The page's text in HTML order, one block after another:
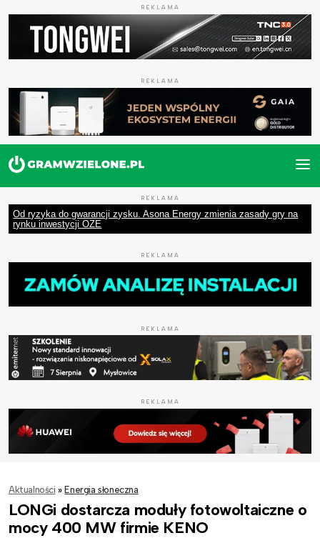
REKLAMA
REKLAMA
REKLAMA
Od ryzyka do gwarancji zysku. Asona Energy zmienia zasady gry na
rynku inwestycji OZE
REKLAMA
REKLAMA
REKLAMA
Aktualności » Energia słoneczna
LONGi dostarcza moduły fotowoltaiczne o
mocy 400 MW firmie KENO